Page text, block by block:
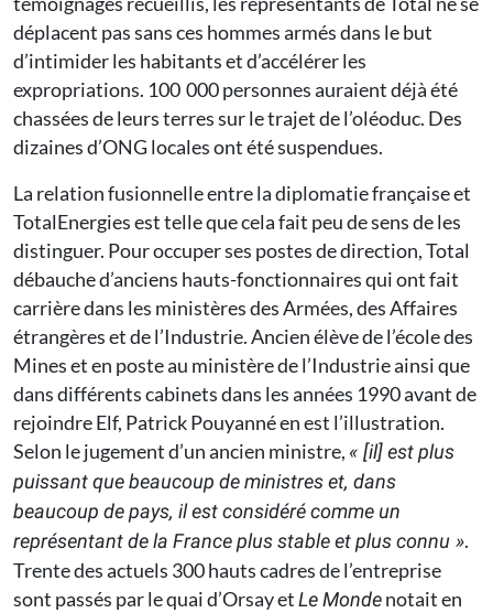
déplacent pas sans ces hommes armés dans le but
d’intimider les habitants et d’accélérer les
expropriations. 100 000 personnes auraient déjà été
chassées de leurs terres sur le trajet de l’oléoduc. Des
dizaines d’ONG locales ont été suspendues.
La relation fusionnelle entre la diplomatie française et
­TotalEnergies est telle que cela fait peu de sens de les
distinguer. Pour occuper ses postes de direction, Total
débauche d’anciens hauts-fonctionnaires qui ont fait
carrière dans les ministères des Armées, des Affaires
étrangères et de l’Industrie. Ancien élève de l’école des
Mines et en poste au ministère de l’Industrie ainsi que
dans différents cabinets dans les années 1990 avant de
rejoindre Elf, Patrick Pouyanné en est l’illustration.
Selon le jugement d’un ancien ministre, « [il] est plus
puissant que beaucoup de ministres et, dans
beaucoup de pays, il est considéré comme un
représentant de la France plus stable et plus connu ».
Trente des actuels 300 hauts cadres de l’entreprise
sont passés par le quai d’Orsay etLe Mondenotait en